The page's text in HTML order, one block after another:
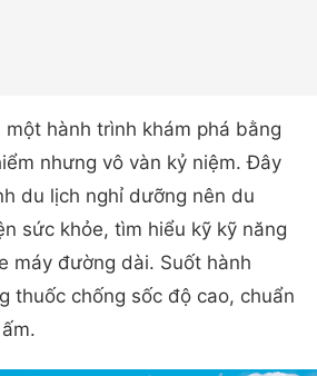
hành trình khám phá bằng
nhưng vô vàn kỷ niệm. Đây
du lịch nghỉ dưỡng nên du
sức khỏe, tìm hiểu kỹ kỹ năng
máy đường dài. Suốt hành
thuốc chống sốc độ cao, chuẩn